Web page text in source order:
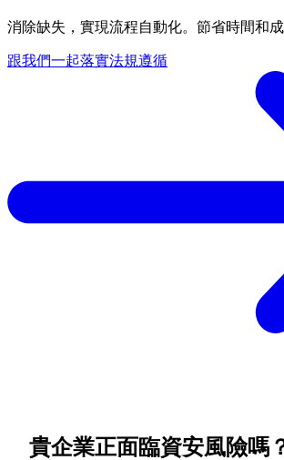
消除缺失，實現流程自動化。節省時間和成
跟我們一起落實法規遵循
貴企業正面臨資安風險嗎